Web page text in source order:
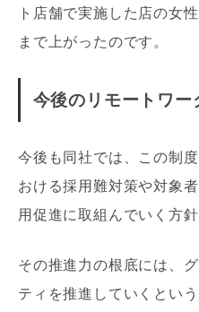
ト店舗で実施した店の女
まで上がったのです。
今後のリモートワー
今後も同社では、この制
おける採用難対策や対象
用促進に取組んでいく方針
その推進力の根底には、
ティを推進していくとい